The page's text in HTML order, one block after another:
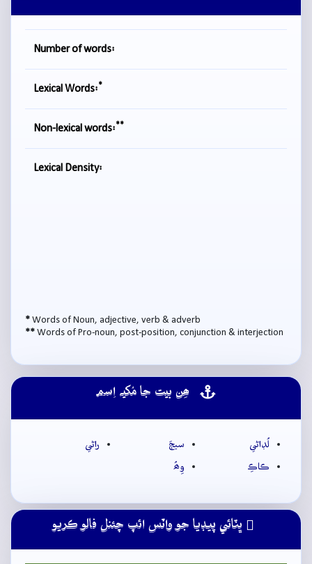
Number of words:
Lexical Words:*
Non-lexical words:**
Lexical Density:
* Words of Noun, adjective, verb & adverb
** Words of Pro-noun, post-position, conjunction & interjection
ھِن بيت جا مُکيہ اِسم
لُڊاڻي سيڄَ
راڻي
ڪاڪِ
وِھُ
ڀٽائي پيڊيا جو واٽس ائپ چئنل فالو ڪريو